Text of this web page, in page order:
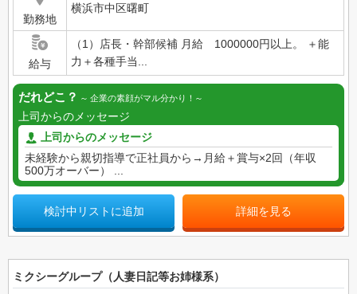
勤務地
横浜市中区曙町
給与
（1）店長・幹部候補 月給 1000000円以上。 ＋能
力＋各種手当...
だれどこ？ 企業の素顔がマル分かり！
上司からのメッセージ
上司からのメッセージ
未経験から親切指導で正社員から→月給＋賞与×2回（年収
500万オーバー） ...
検討中リストに追加 詳細を見る
ミクシーグループ（人妻日記等お姉様系）